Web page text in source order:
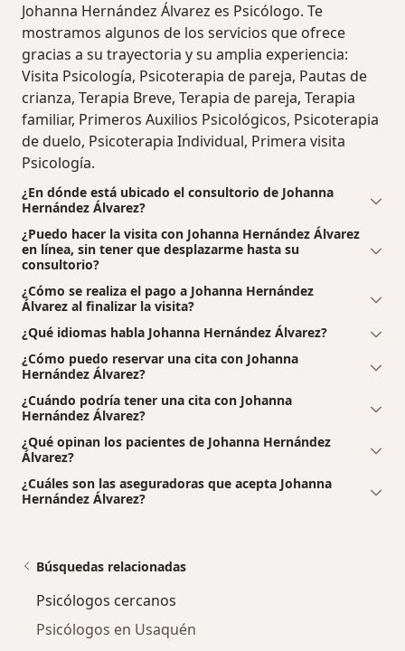
Johanna Hernández Álvarez es Psicólogo. Te
mostramos algunos de los servicios que ofrece
gracias a su trayectoria y su amplia experiencia:
Visita Psicología, Psicoterapia de pareja, Pautas de
crianza, Terapia Breve, Terapia de pareja, Terapia
familiar, Primeros Auxilios Psicológicos, Psicoterapia
de duelo, Psicoterapia Individual, Primera visita
Psicología.
¿En dónde está ubicado el consultorio de Johanna
Hernández Álvarez?
¿Puedo hacer la visita con Johanna Hernández Álvarez
en línea, sin tener que desplazarme hasta su
consultorio?
¿Cómo se realiza el pago a Johanna Hernández
Álvarez al finalizar la visita?
¿Qué idiomas habla Johanna Hernández Álvarez?
¿Cómo puedo reservar una cita con Johanna
Hernández Álvarez?
¿Cuándo podría tener una cita con Johanna
Hernández Álvarez?
¿Qué opinan los pacientes de Johanna Hernández
Álvarez?
¿Cuáles son las aseguradoras que acepta Johanna
Hernández Álvarez?
Búsquedas relacionadas
Psicólogos cercanos
Psicólogos en Usaquén